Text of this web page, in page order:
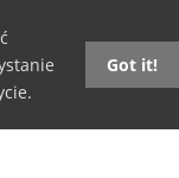
Got it!